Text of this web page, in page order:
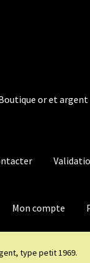
or et argent
Mon compte
type petit 1969.